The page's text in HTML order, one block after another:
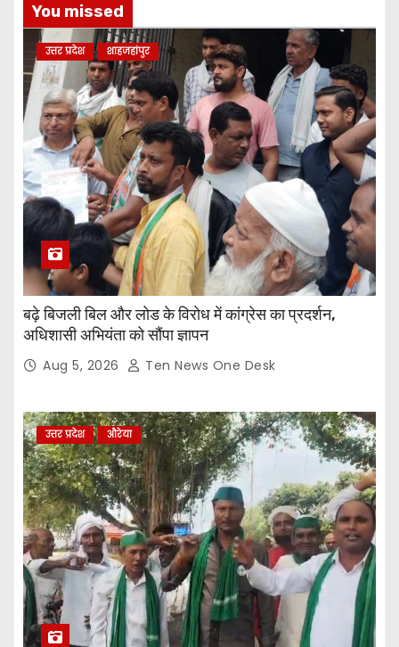
You missed
उत्तर प्रदेश शाहजहांपुर
बढ़े बिजली बिल और लोड के विरोध में कांग्रेस का प्रदर्शन,
अधिशासी अभियंता को सौंपा ज्ञापन
Aug 5, 2026 Ten News One Desk
उत्तर प्रदेश औरेया